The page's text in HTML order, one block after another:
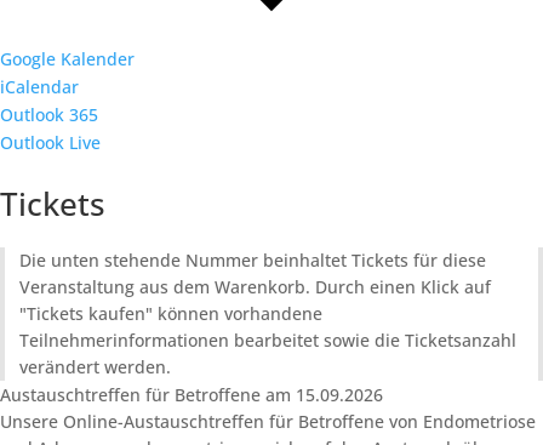
Google Kalender
iCalendar
Outlook 365
Outlook Live
Tickets
Die unten stehende Nummer beinhaltet Tickets für diese
Veranstaltung aus dem Warenkorb. Durch einen Klick auf
"Tickets kaufen" können vorhandene
Teilnehmerinformationen bearbeitet sowie die Ticketsanzahl
verändert werden.
Austauschtreffen für Betroffene am 15.09.2026
Unsere Online-Austauschtreffen für Betroffene von Endometriose